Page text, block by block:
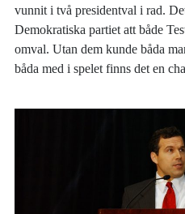
vunnit i två presidentval i rad.
Demokratiska partiet att både
omval. Utan dem kunde båda
båda med i spelet finns det en